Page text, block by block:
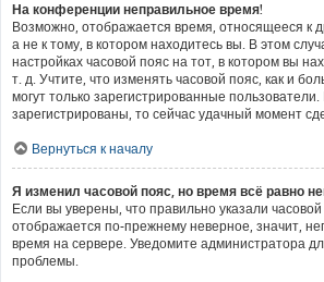
На конференции неправильное время!
Возможно, отображается время, относящееся к
а не к тому, в котором находитесь вы. В этом
настройках часовой пояс на тот, в котором вы
т. д. Учтите, что изменять часовой пояс, как и
могут только зарегистрированные
зарегистрированы, то сейчас удачный момент
Вернуться к началу
Я изменил часовой пояс, но время всё равно
Если вы уверены, что правильно указали
отображается по-прежнему неверное, значит,
время на сервере. Уведомите администратора
проблемы.